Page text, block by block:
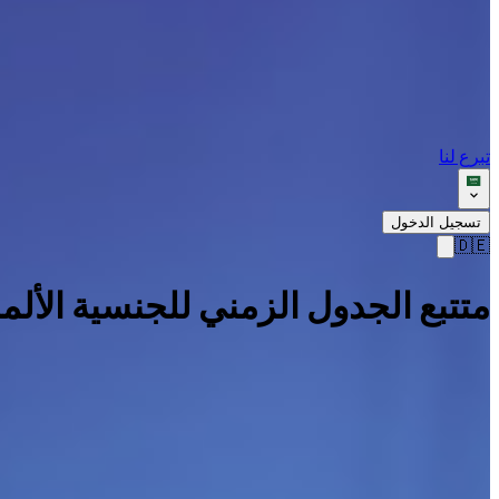
تبرع لنا
تسجيل الدخول
🇩🇪
متتبع الجدول الزمني للجنسية